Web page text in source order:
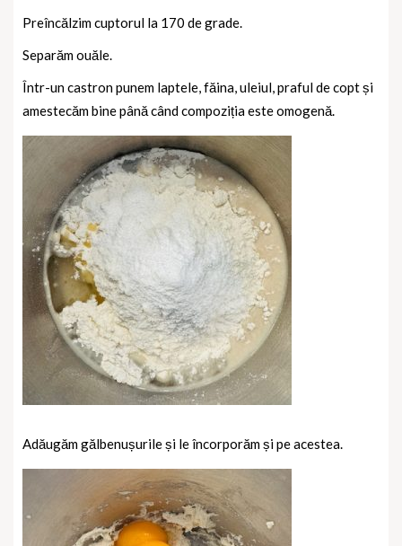
Preîncălzim cuptorul la 170 de grade.
Separăm ouăle.
Într-un castron punem laptele, făina, uleiul, praful de copt și
amestecăm bine până când compoziția este omogenă.
Adăugăm gălbenușurile și le încorporăm și pe acestea.